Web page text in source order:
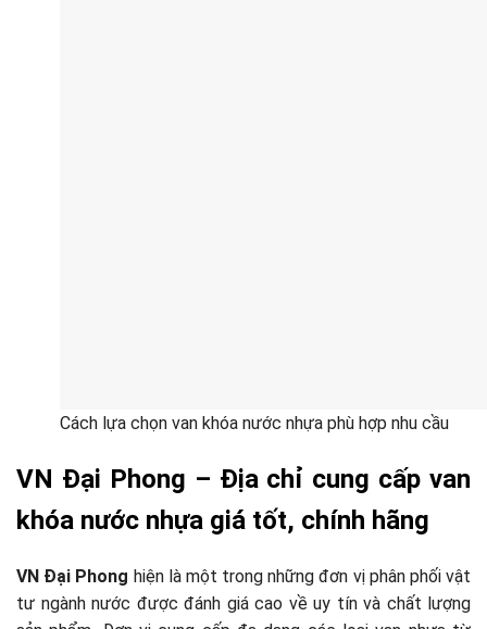
Cách lựa chọn van khóa nước nhựa phù hợp nhu cầu
VN Đại Phong – Địa chỉ cung cấp van
khóa nước nhựa giá tốt, chính hãng
VN Đại Phong hiện là một trong những đơn vị phân phối vật
tư ngành nước được đánh giá cao về uy tín và chất lượng